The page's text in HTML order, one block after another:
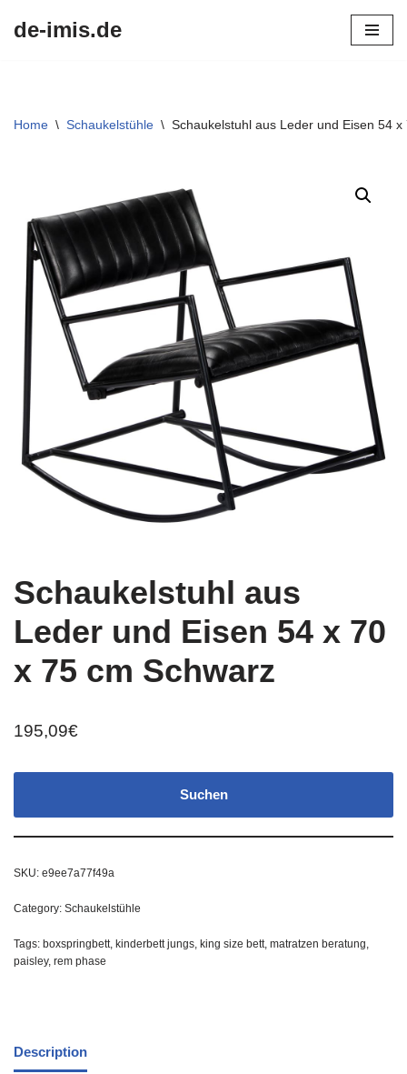
de-imis.de
Home \ Schaukelstühle \ Schaukelstuhl aus Leder und Eisen 54
Schaukelstuhl aus
Leder und Eisen 54 x 70
x 75 cm Schwarz
195,09€
Suchen
SKU: e9ee7a77f49a
Category: Schaukelstühle
Tags: boxspringbett, kinderbett jungs, king size bett, matratzen beratung,
paisley, rem phase
Description